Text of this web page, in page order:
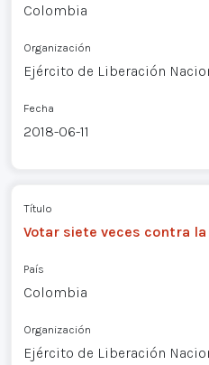
Colombia
Organización
Ejército de Liberación
Fecha
2018-06-11
Título
Votar siete veces contra
País
Colombia
Organización
Ejército de Liberación